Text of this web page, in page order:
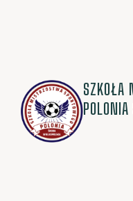
SZKOŁA